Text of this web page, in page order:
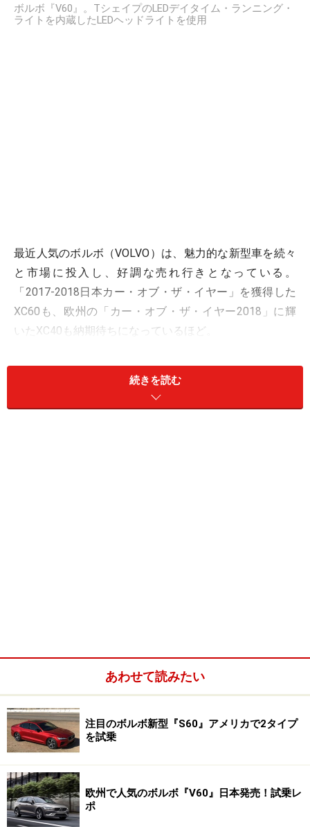
ボルボ『V60』。TシェイプのLEDデイタイム・ランニング・
ライトを内蔵したLEDヘッドライトを使用
最近人気のボルボ（VOLVO）は、魅力的な新型車を続々
と市場に投入し、好調な売れ行きとなっている。
「2017-2018日本カー・オブ・ザ・イヤー」を獲得した
XC60も、欧州の「カー・オブ・ザ・イヤー2018」に輝
いたXC40も納期待ちになっているほど。
そんな状況の中、ボルボにとっての売れ筋モデルである
ステーションワゴン新型V60を日本でも発売した。欧州
市場では今年の春から発売されており、すでに人気だと
続きを読む
あわせて読みたい
注目のボルボ新型『S60』アメリカで2タイプ
を試乗
欧州で人気のボルボ『V60』日本発売！試乗レ
ポ